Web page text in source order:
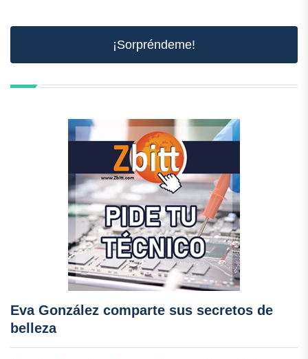
¡Sorpréndeme!
Eva González comparte sus secretos de
belleza